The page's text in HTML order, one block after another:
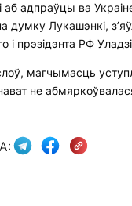
аб адпраўцы ва
думку Лукашэнкі,
і прэзідэнта РФ
магчымасць
не